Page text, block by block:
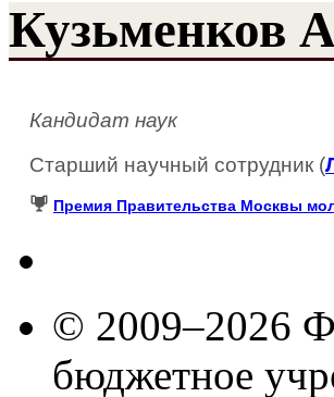
Кузьменков
Кандидат наук
Старший научный сотрудник (
Премия Правительства Москвы
© 2009–2026
бюджетное